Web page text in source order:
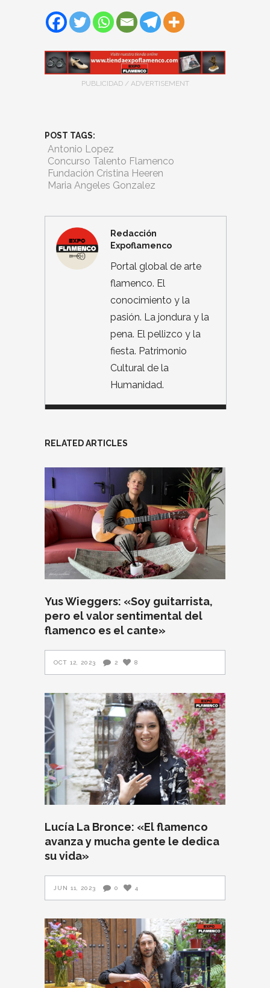
PUBLICIDAD / ADVERTISEMENT
POST TAGS:
Antonio Lopez
Concurso Talento Flamenco
Fundación Cristina Heeren
Maria Angeles Gonzalez
Redacción
Expoflamenco
Portal global de arte
flamenco. El
conocimiento y la
pasión. La jondura y la
pena. El pellizco y la
fiesta. Patrimonio
Cultural de la
Humanidad.
RELATED ARTICLES
Yus Wieggers: «Soy guitarrista,
pero el valor sentimental del
flamenco es el cante»
OCT 12, 2023 2 8
Lucía La Bronce: «El flamenco
avanza y mucha gente le dedica
su vida»
JUN 11, 2023 0 4